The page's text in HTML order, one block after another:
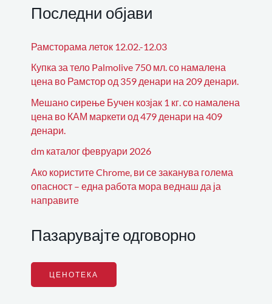
Последни објави
Рамсторама леток 12.02.-12.03
Купка за тело Palmolive 750 мл. со намалена
цена во Рамстор од 359 денари на 209 денари.
Мешано сирење Бучен козјак 1 кг. со намалена
цена во КАМ маркети од 479 денари на 409
денари.
dm каталог февруари 2026
Ако користите Chrome, ви се заканува голема
опасност – една работа мора веднаш да ја
направите
Пазарувајте одговорно
ЦЕНОТЕКА